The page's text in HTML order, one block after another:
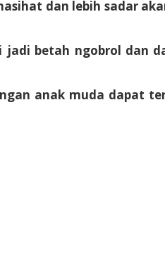
dan lebih sadar
jadi betah ngobrol dan
anak muda dapat